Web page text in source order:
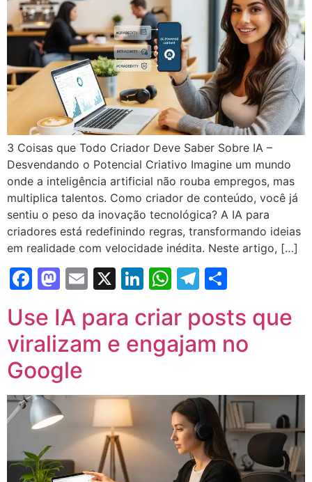
3 Coisas que Todo Criador Deve Saber Sobre IA –
Desvendando o Potencial Criativo Imagine um mundo
onde a inteligência artificial não rouba empregos, mas
multiplica talentos. Como criador de conteúdo, você já
sentiu o peso da inovação tecnológica? A IA para
criadores está redefinindo regras, transformando ideias
em realidade com velocidade inédita. Neste artigo, […]
Facebook
Mastodon
Email
X LinkedIn
WhatsApp
Telegram
Use IA para criar posts que
viralizam e engajam no
Google